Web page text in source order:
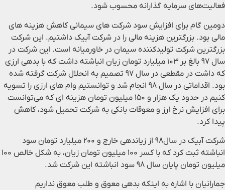
فعالیت‌های سرمایه گذارانه محسوب شود.
دومین گام برای افزایش سود شرکت های سیمانی کاهش هزینه های
مالی بود. بزرگترین هزینه مالی را در شرکت آبیک داشتیم. این شرکت
بزرگترین شرکت‌ تولیدکننده سیمان در خاورمیانه است. این شرکت در
سال ۹۷ بالغ بر ۱۰۳ میلیارد تومان زیان انباشته داشت که با بدهی ارزی
که داشت در مقطعی در سال ۹۷ تصمیم به انحلال شرکت گرفته شده
بود. اقداماتی در سال ۹۸ انجام شد و توانستیم وام های ارزی را تسویه
کنیم در حدود یک هزار و ۱۵۰ میلیون تومان هزینه ای که می‌توانست
برای افزایش نرخ ارز و معوقات بانکی به شرکت تحمیل شود، کاهش
پیدا کرد.
شرکت آبیک در سال۹۸ از زیاندهی خارج و ۲۰۰ میلیارد تومان سود
انباشته ثبت کرد که با کسر ۱۰۰ میلیون تومان زیان، به شکل خالص ۱۰۰
میلیون تومان پایان سال ۹۸ سود انباشته این شرکت شد.
جمارانیان با اشاره به اینکه بدهی معوق و طلب معوق نداریم